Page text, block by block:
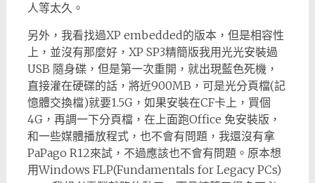
人等太久。
另外，我看找過XP embedded的版本，但是相容性
上，並沒有那麼好，XP SP3精簡版我用光光安裝過
USB 隨身碟，但是第一次重開，就出現藍色死機，
直接灌在硬碟的話，將近900MB，可是光分頁檔(記
憶體交換檔)就要1.5G，如果安裝在CF卡上，買個
4G，再調一下分頁檔，在上面跑Office 免安裝版，
和一些媒體播放程式，也不會有問題，我還沒有拿
PaPago R12來試，不過應該也不會有問題。原本想
用Windows FLP(Fundamentals for Legacy PCs)